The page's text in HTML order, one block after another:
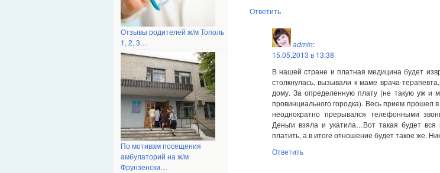
Отзывы родителей ж/м Тополь
1, 2, 3…
По мотивам посещения
амбулаторий на ж/м
Фрунзенски…
Ответить
admin:
15.05.2013 в 13:38
В нашей стране и платная медицина будет
столкнулась, вызывали к маме врача-
дому. За определенную плату (не такую уж и
провинциального городка). Весь прием прошел
неоднократно прерывался телефонными
Деньги взяла и укатила…Вот такая будет
платить, а в итоге отношение будет такое же.
Ответить